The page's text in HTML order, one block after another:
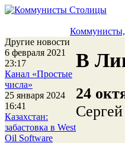
Коммунисты,
Другие новости
6 февраля 2021
23:17
Канал «Простые
числа»
25 января 2024
16:41
Казахстан:
забастовка в West
Oil Software
В
24